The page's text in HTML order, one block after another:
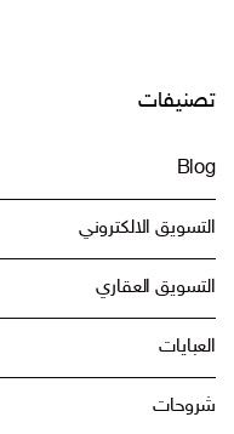
تصنيفات
Blog
التسويق الالكتروني
التسويق العقاري
العبايات
شروحات